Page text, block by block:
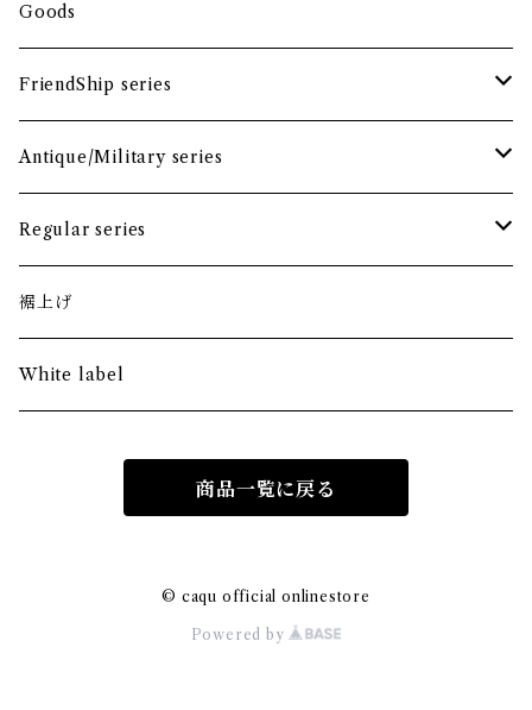
Goods
FriendShip series
tops
bottoms
skirt
Antique/Military series
tops
bottoms
skirt
Regular series
tops
bottoms
裾上げ
White label
商品一覧に戻る
© caqu official onlinestore
Powered by